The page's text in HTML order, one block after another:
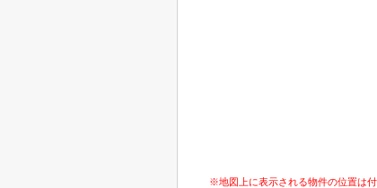
※地図上に表示される物件の位置は